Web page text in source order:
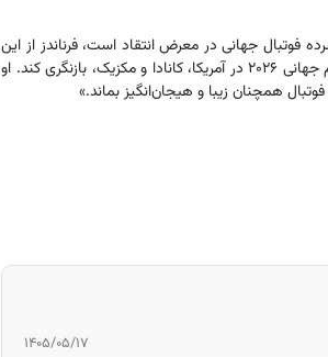
فوتبال جهانی در معرض انتقاد است، فرناندز از این
فرصت استفاده کرد تا از این سازمان بخواهد درباره پیامدهای تصمیماتش، به‌ خصوص در آستانه جام جهانی ۲۰۲۶ در آمریکا، کانادا و مکزیک، بازنگری کند. او
همچنان زیبا و هیجان‌انگیز بماند.»
۱۴۰۵/۰۵/۱۷